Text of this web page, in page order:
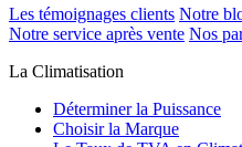
Les témoignages clients Notre
Notre service après vente Nos
La Climatisation
Déterminer la Puissance
Choisir la Marque